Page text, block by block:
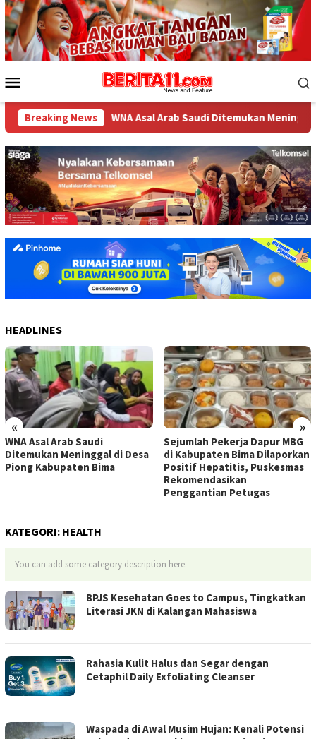
Loncat
ke
konten
Mobile
Breaking News
WNA Asal Arab Saudi Ditemukan Meninggal di Desa
HEADLINES
« »
Sejumlah Pekerja Dapur MBG
di Kabupaten Bima Dilaporkan
Positif Hepatitis, Puskesmas
Jelang HUT Ke-81 RI, Tokoh
Pemuda NTB Ajak Seluruh
Elemen Bangsa Perkuat
Persatuan
KATEGORI: HEALTH
You can add some category description here.
BPJS Kesehatan Goes to Campus, Tingkatkan
Literasi JKN di Kalangan Mahasiswa
Rahasia Kulit Halus dan Segar dengan
Cetaphil Daily Exfoliating Cleanser
Waspada di Awal Musim Hujan: Kenali Potensi